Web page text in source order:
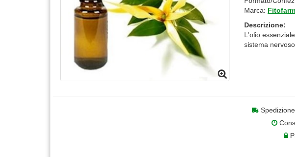
Marca:
Descrizione:
L'olio
sistema
Spedizione